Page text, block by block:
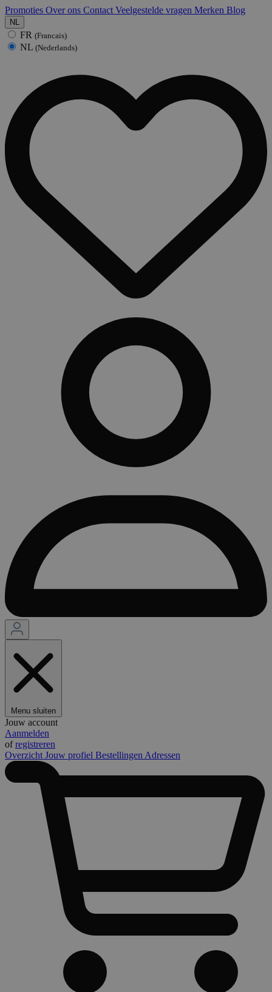
Promoties Over ons Contact Veelgestelde vragen Merken Blog
NL
FR (Francais)
NL (Nederlands)
Menu sluiten
Jouw account
Aanmelden
ofregistreren
Overzicht Jouw profiel Bestellingen Adressen